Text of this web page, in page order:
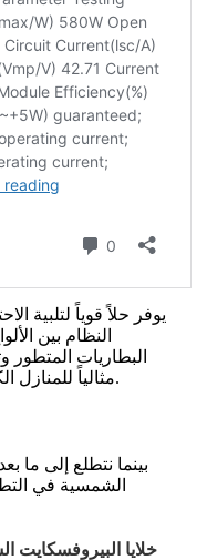
يوفر حلاً قوياً لتلبية
النظام بين
البطاريات المتطور
مثالياً للمنازل الكبيرة أو التطبيقات التجارية الصغيرة.
الشمسية في
خلايا البيروفسكايت